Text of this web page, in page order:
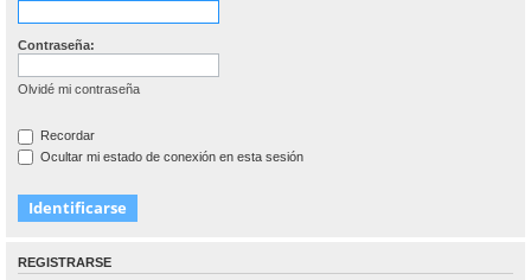
Contraseña:
Olvidé mi contraseña
Recordar
Ocultar mi estado de conexión en esta sesión
REGISTRARSE